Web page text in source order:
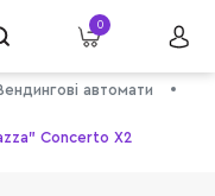
0
автомати
Concerto Х2